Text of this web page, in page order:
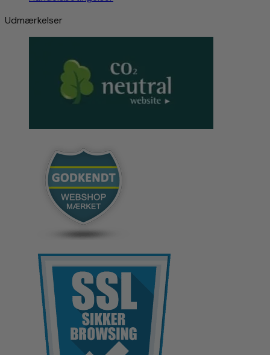
Udmærkelser